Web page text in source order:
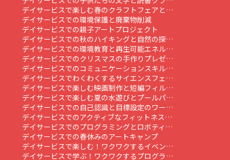
デイサービスで楽しむ春のクラフトフェアと…
デイサービスでの環境保護と廃棄物削減
デイサービスでの親子アートプロジェクト
デイサービスでの秋のハイキングと自然の探…
デイサービスでの環境教育と再生可能エネル…
デイサービスでのクリスマスの手作りプレゼ…
デイサービスでのコミュニケーションスキル…
デイサービスでわくわくするサイエンスフェ…
デイサービスで楽しむ映画制作と短編フィル…
デイサービスで楽しむ夏の水遊びとプールパ…
デイサービスでの自己認識と目標設定のワー…
デイサービスでのアクティブなフィットネス…
デイサービスでのプログラミングとロボティ…
デイサービスでの春休みのアートキャンプ
デイサービスで楽しむ！ワクワクするイベン…
デイサービスで学ぶ！ワクワクするプログラ…